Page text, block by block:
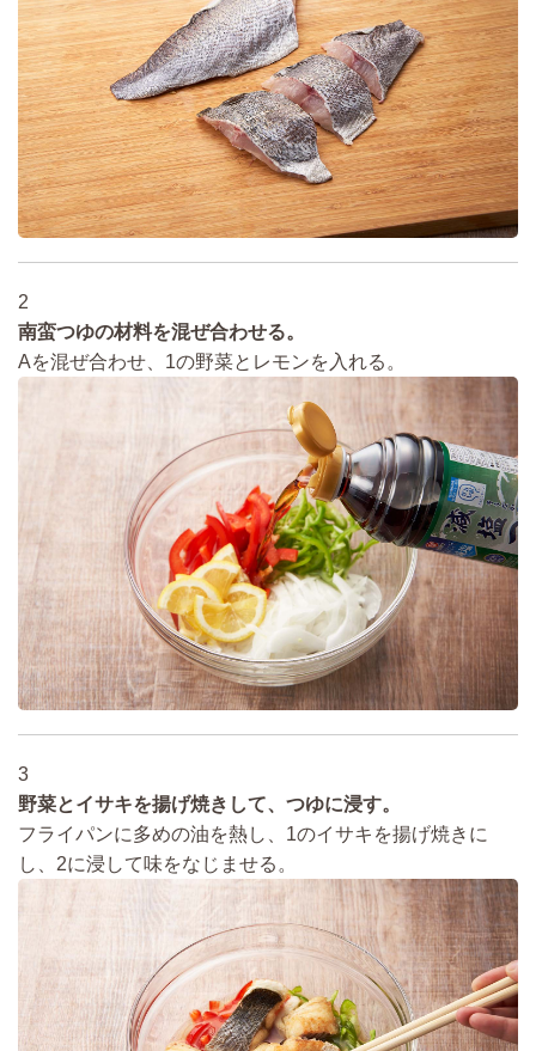
2
南蛮つゆの材料を混ぜ合わせる。
Aを混ぜ合わせ、1の野菜とレモンを入れる。
3
野菜とイサキを揚げ焼きして、つゆに浸す。
フライパンに多めの油を熱し、1のイサキを揚げ焼きに
し、2に浸して味をなじませる。